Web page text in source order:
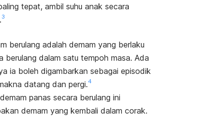
tepat, ambil suhu anak secara
3
berulang adalah demam yang berlaku
berulang dalam satu tempoh masa. Ada
ia boleh digambarkan sebagai episodik
datang dan pergi.4
panas secara berulang ini
demam yang kembali dalam corak.